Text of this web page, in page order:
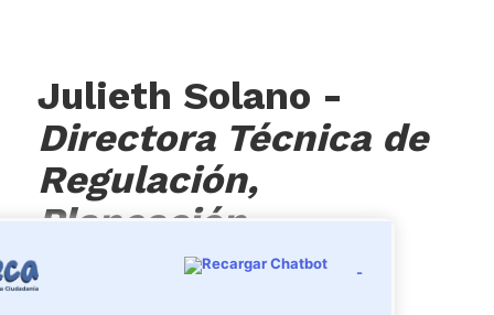
-
Julieth Solano -
Directora Técnica de
Regulación,
Planeación,
Estandarización y
Normalización